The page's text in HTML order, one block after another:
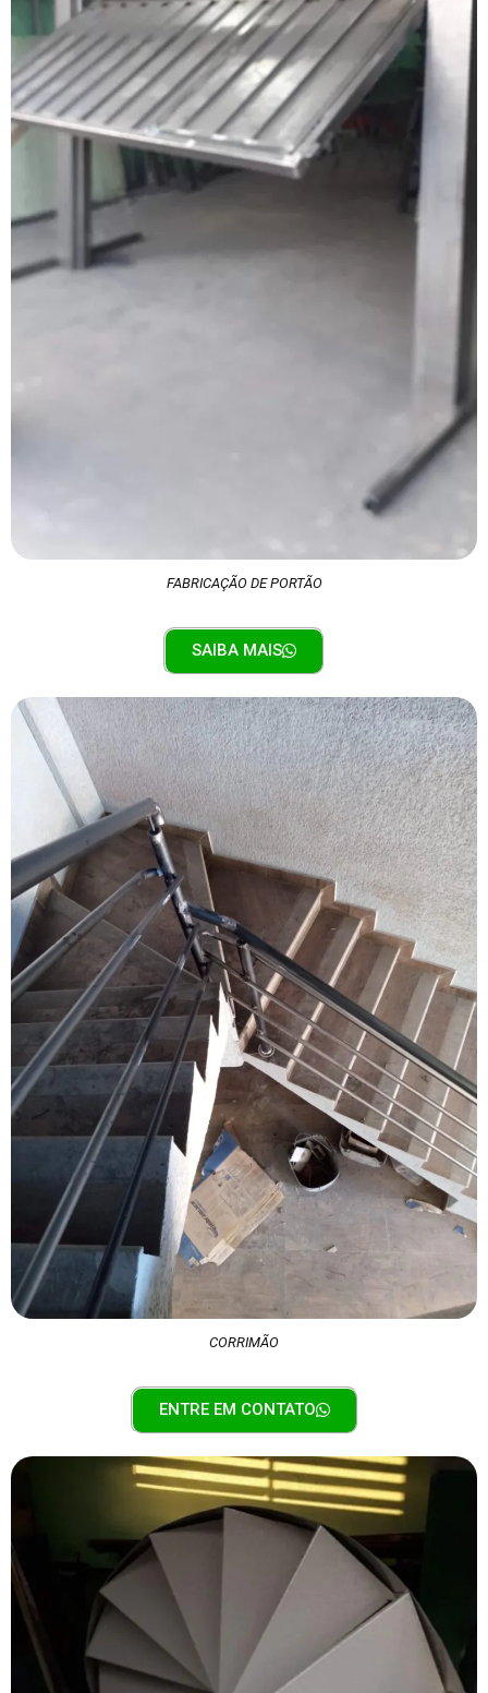
FABRICAÇÃO DE PORTÃO
SAIBA MAIS
CORRIMÃO
ENTRE EM CONTATO